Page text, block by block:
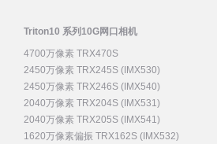
Triton10 系列10G网口相机
4700万像素 TRX470S
2450万像素 TRX245S (IMX530)
2450万像素 TRX246S (IMX540)
2040万像素 TRX204S (IMX531)
2040万像素 TRX205S (IMX541)
1620万像素偏振 TRX162S (IMX532)